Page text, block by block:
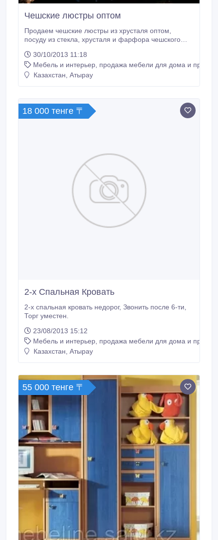
Чешские люстры оптом
Продаем чешские люстры из хрусталя оптом,
посуду из стекла, хрусталя и фарфора чешского
30/10/2013 11:18
Мебель и интерьер, продажа мебели для дома и
Казахстан, Атырау
18 000 тенге 〒
2-х Спальная Кровать
2-х спальная кровать недорог, Звонить после 6-ти,
Торг уместен.
23/08/2013 15:12
Мебель и интерьер, продажа мебели для дома и
Казахстан, Атырау
55 000 тенге 〒